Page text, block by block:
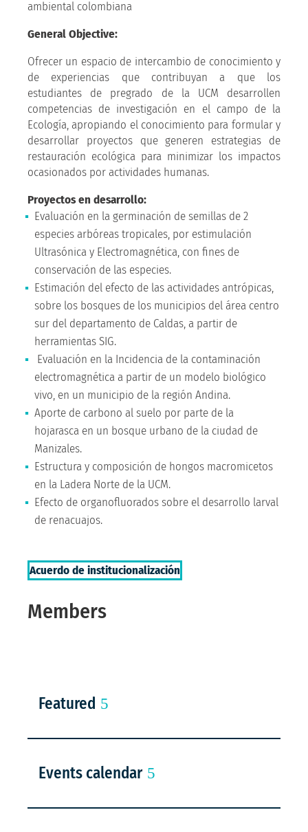
ambiental colombiana
General Objective:
Ofrecer un espacio de intercambio de conocimiento y
de experiencias que contribuyan a que los
estudiantes de pregrado de la UCM desarrollen
competencias de investigación en el campo de la
Ecología, apropiando el conocimiento para formular y
desarrollar proyectos que generen estrategias de
restauración ecológica para minimizar los impactos
ocasionados por actividades humanas.
Proyectos en desarrollo:
Evaluación en la germinación de semillas de 2
especies arbóreas tropicales, por estimulación
Ultrasónica y Electromagnética, con fines de
conservación de las especies.
Estimación del efecto de las actividades antrópicas,
sobre los bosques de los municipios del área centro
sur del departamento de Caldas, a partir de
herramientas SIG.
Evaluación en la Incidencia de la contaminación
electromagnética a partir de un modelo biológico
vivo, en un municipio de la región Andina.
Aporte de carbono al suelo por parte de la
hojarasca en un bosque urbano de la ciudad de
Manizales.
Estructura y composición de hongos macromicetos
en la Ladera Norte de la UCM.
Efecto de organofluorados sobre el desarrollo larval
de renacuajos.
Acuerdo de institucionalización
Members
Featured
Events calendar